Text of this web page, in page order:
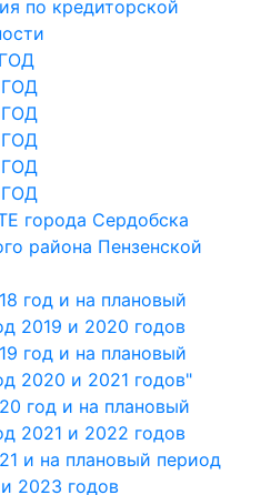
по кредиторской
города Сердобска
района Пензенской
год и на плановый
2019 и 2020 годов
год и на плановый
2020 и 2021 годов"
год и на плановый
2021 и 2022 годов
и на плановый период
2023 годов